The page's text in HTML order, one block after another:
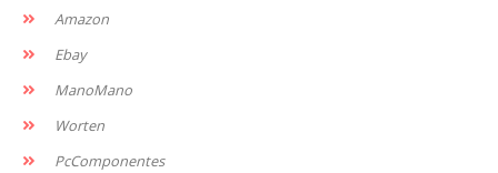
Amazon
Ebay
ManoMano
Worten
PcComponentes